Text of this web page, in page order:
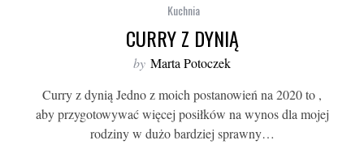
Kuchnia
CURRY Z DYNIĄ
by Marta Potoczek
Curry z dynią Jedno z moich postanowień na 2020 to ,
aby przygotowywać więcej posiłków na wynos dla mojej
rodziny w dużo bardziej sprawny…